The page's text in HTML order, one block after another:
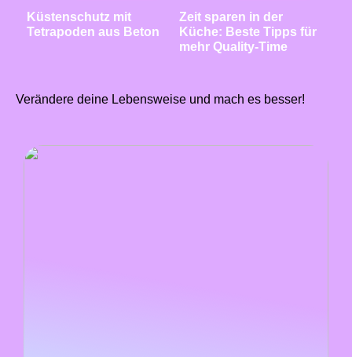
Küstenschutz mit
Tetrapoden aus Beton
Zeit sparen in der
Küche: Beste Tipps für
mehr Quality-Time
Verändere deine Lebensweise und mach es besser!